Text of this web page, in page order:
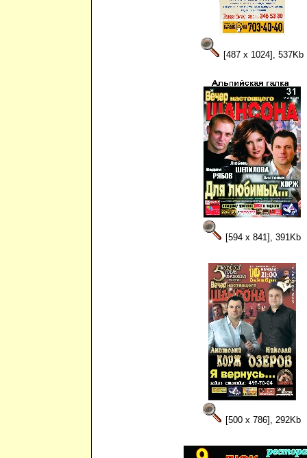
[487 x 1024], 537Kb
[594 x 841], 391Kb
[500 x 786], 292Kb